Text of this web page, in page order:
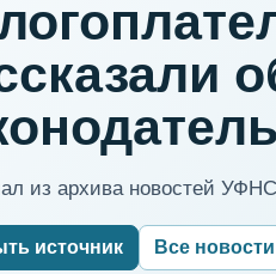
из архива новостей
источник Все новости